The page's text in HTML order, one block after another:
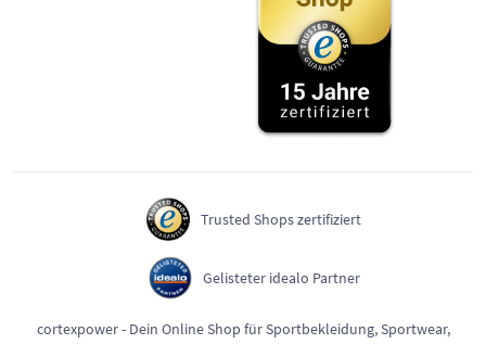
cortexpower - Dein Online Shop für Sportbekleidung, Sportwear,
Trusted Shops zertifiziert
Gelisteter idealo Partner